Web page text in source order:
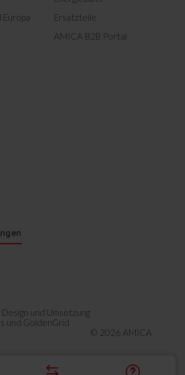
Europa
Ersatzteile
AMICA B2B Portal
und Umsetzung
und GoldenGrid
© 2026 AMICA